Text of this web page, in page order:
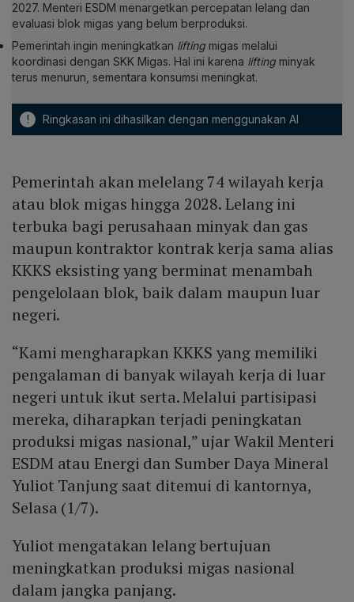
2027. Menteri ESDM menargetkan percepatan lelang dan
evaluasi blok migas yang belum berproduksi.
Pemerintah ingin meningkatkan lifting migas melalui
koordinasi dengan SKK Migas. Hal ini karena lifting minyak
terus menurun, sementara konsumsi meningkat.
! Ringkasan ini dihasilkan dengan menggunakan AI
Pemerintah akan melelang 74 wilayah kerja
atau blok migas hingga 2028. Lelang ini
terbuka bagi perusahaan minyak dan gas
maupun kontraktor kontrak kerja sama alias
KKKS eksisting yang berminat menambah
pengelolaan blok, baik dalam maupun luar
negeri.
“Kami mengharapkan KKKS yang memiliki
pengalaman di banyak wilayah kerja di luar
negeri untuk ikut serta. Melalui partisipasi
mereka, diharapkan terjadi peningkatan
produksi migas nasional,” ujar Wakil Menteri
ESDM atau Energi dan Sumber Daya Mineral
Yuliot Tanjung saat ditemui di kantornya,
Selasa (1/7).
Yuliot mengatakan lelang bertujuan
meningkatkan produksi migas nasional
dalam jangka panjang.